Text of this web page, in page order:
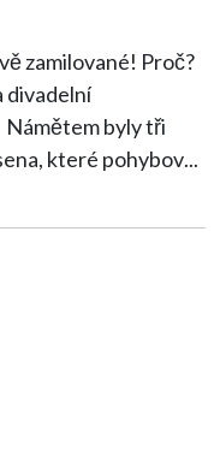
zamilované! Proč?
divadelní
které pohybov...